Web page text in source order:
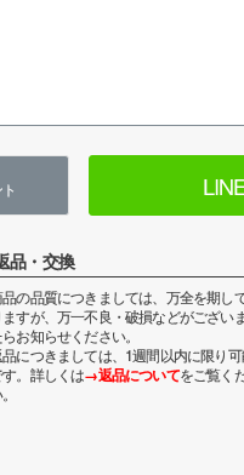
品・交換
の品質につきましては、万全を期し
ますが、万一不良・破損などがござい
お知らせください。
につきましては、1週間以内に限り
。詳しくは→返品についてをご覧く